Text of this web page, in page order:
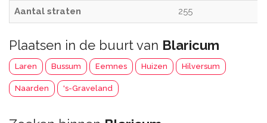
Aantal straten 255
Plaatsen in de buurt van Blaricum
Laren Bussum Eemnes Huizen Hilversum
Naarden 's-Graveland